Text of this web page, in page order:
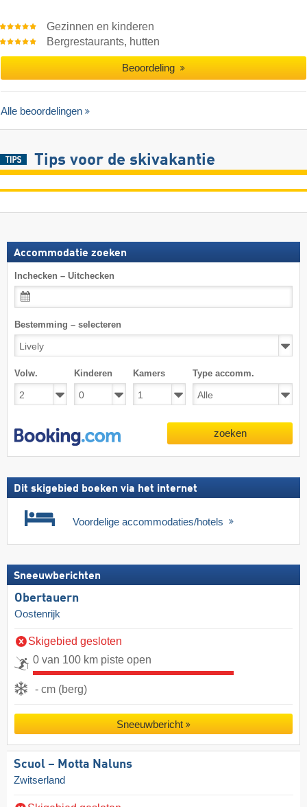
Gezinnen en kinderen
Bergrestaurants, hutten
Beoordeling
Alle beoordelingen
Tips voor de skivakantie
Accommodatie zoeken
Inchecken – Uitchecken
Bestemming – selecteren
Volw. Kinderen Kamers Type accomm.
zoeken
Dit skigebied boeken via het internet
Voordelige accommodaties/hotels
Sneeuwberichten
Obertauern
Oostenrijk
Skigebied gesloten
0 van 100 km piste open
- cm (berg)
Sneeuwbericht
Scuol – Motta Naluns
Zwitserland